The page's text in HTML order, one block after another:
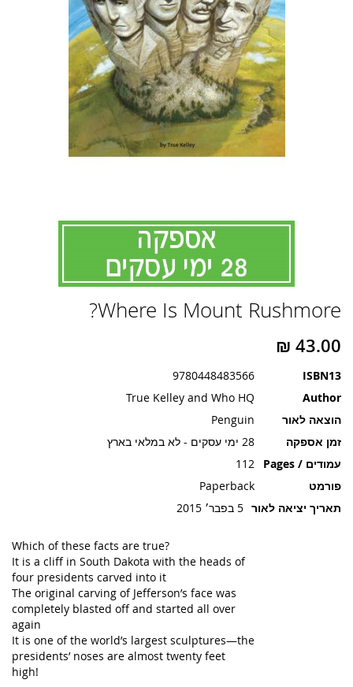
Where Is Mount Rushmore?
ISBN13
9780448483566
Author
True Kelley and Who HQ
הוצאה לאור
Penguin
זמן אספקה
28 ימי עסקים - לא במלאי בארץ
עמודים / Pages
112
פורמט
Paperback
תאריך יציאה לאור 5 בפבר׳ 2015
Which of these facts are true?
It is a cliff in South Dakota with the heads of
four presidents carved into it
The original carving of Jefferson’s face was
completely blasted off and started all over
again
It is one of the world’s largest sculptures—the
presidents’ noses are almost twenty feet
high!
להתחלה
גלריית
תמונות